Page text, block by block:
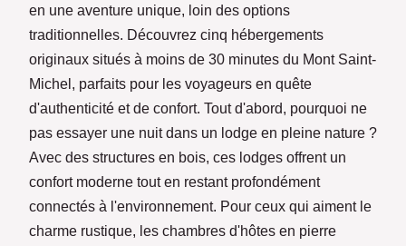
en une aventure unique, loin des options
traditionnelles. Découvrez cinq hébergements
originaux situés à moins de 30 minutes du Mont Saint-
Michel, parfaits pour les voyageurs en quête
d'authenticité et de confort. Tout d'abord, pourquoi ne
pas essayer une nuit dans un lodge en pleine nature ?
Avec des structures en bois, ces lodges offrent un
confort moderne tout en restant profondément
connectés à l'environnement. Pour ceux qui aiment le
charme rustique, les chambres d'hôtes en pierre